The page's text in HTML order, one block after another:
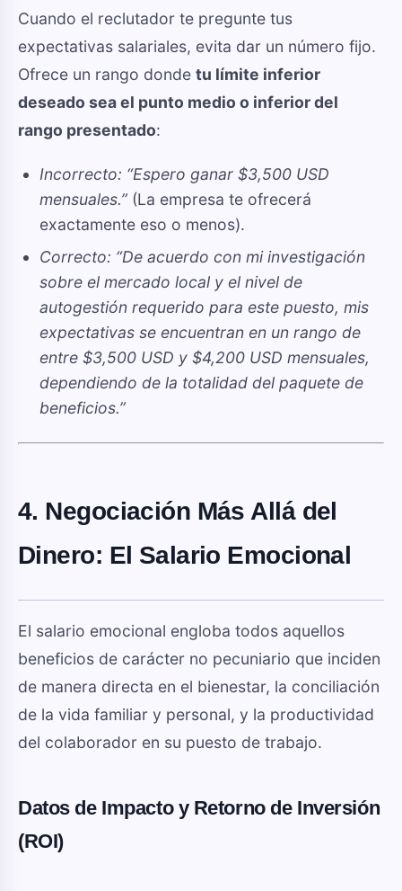
Cuando el reclutador te pregunte tus
expectativas salariales, evita dar un número fijo.
Ofrece un rango donde tu límite inferior
deseado sea el punto medio o inferior del
rango presentado:
Incorrecto: “Espero ganar $3,500 USD
mensuales.” (La empresa te ofrecerá
exactamente eso o menos).
Correcto: “De acuerdo con mi investigación
sobre el mercado local y el nivel de
autogestión requerido para este puesto, mis
expectativas se encuentran en un rango de
entre $3,500 USD y $4,200 USD mensuales,
dependiendo de la totalidad del paquete de
beneficios.”
4. Negociación Más Allá del
Dinero: El Salario Emocional
El salario emocional engloba todos aquellos
beneficios de carácter no pecuniario que inciden
de manera directa en el bienestar, la conciliación
de la vida familiar y personal, y la productividad
del colaborador en su puesto de trabajo.
Datos de Impacto y Retorno de Inversión
(ROI)